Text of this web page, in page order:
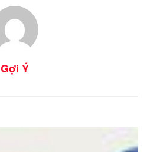
Gợi Ý